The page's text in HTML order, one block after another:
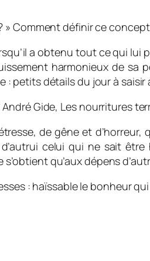
» Comment définir ce
a obtenu tout ce qui lui
harmonieux de
petits détails du jour à
Gide, Les nourritures
de gêne et d’horreur,
d’autrui celui qui ne sait être
qu’aux dépens
: haïssable le bonheur